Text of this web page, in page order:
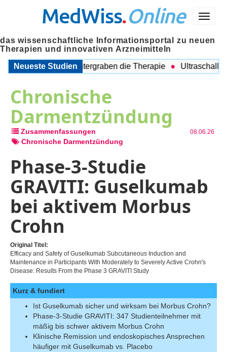
Menü
MedWiss.Online
das wissenschaftliche Informationsportal zu neuen
Therapien und innovativen Arzneimitteln
Neueste Studien
Probleme untergraben die Therapie Ultraschall
Chronische
Darmentzündung
Zusammenfassungen 08.06.26
Chronische Darmentzündung
Phase-3-Studie
GRAVITI: Guselkumab
bei aktivem Morbus
Crohn
Original Titel:
Efficacy and Safety of Guselkumab Subcutaneous Induction and
Maintenance in Participants With Moderately to Severely Active Crohn's
Disease: Results From the Phase 3 GRAVITI Study
Kurz & fundiert
Ist Guselkumab sicher und wirksam bei Morbus Crohn?
Phase-3-Studie GRAVITI: 347 Studienteilnehmer mit
mäßig bis schwer aktivem Morbus Crohn
Klinische Remission und endoskopisches Ansprechen
häufiger mit Guselkumab vs. Placebo